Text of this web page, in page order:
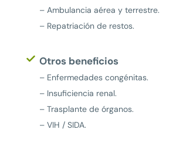
– Ambulancia aérea y terrestre.
– Repatriación de restos.
Otros beneficios
– Enfermedades congénitas.
– Insuficiencia renal.
– Trasplante de órganos.
– VIH / SIDA.